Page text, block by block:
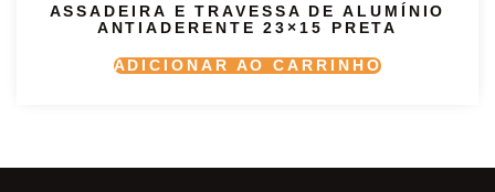
ASSADEIRA E TRAVESSA DE ALUMÍNIO
ANTIADERENTE 23×15 PRETA
ADICIONAR AO CARRINHO